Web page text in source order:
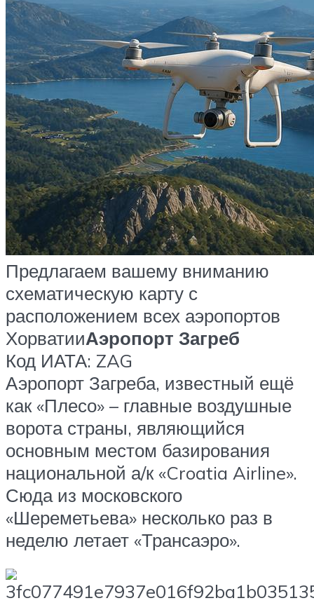
Предлагаем вашему вниманию
схематическую карту с
расположением всех аэропортов
ХорватииАэропорт Загреб
Код ИАТА: ZAG
Аэропорт Загреба, известный ещё
как «Плесо» – главные воздушные
ворота страны, являющийся
основным местом базирования
национальной а/к «Croatia Airline».
Сюда из московского
«Шереметьева» несколько раз в
неделю летает «Трансаэро».